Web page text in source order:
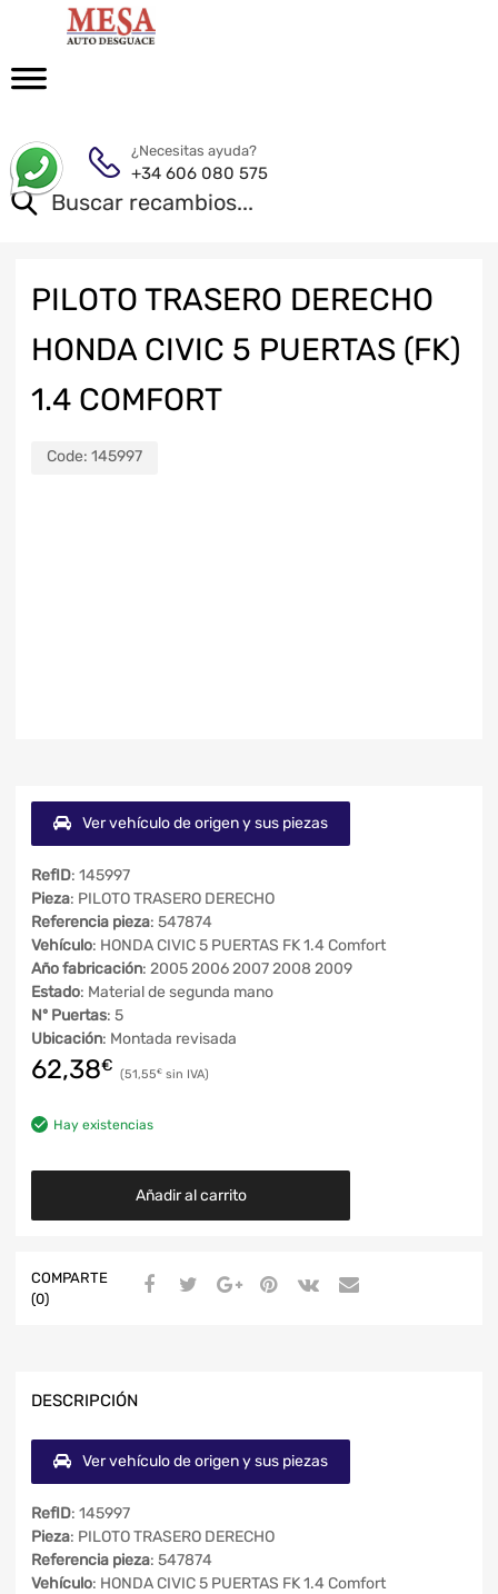
¿Necesitas ayuda?
+34 606 080 575
PILOTO TRASERO DERECHO
HONDA CIVIC 5 PUERTAS (FK)
1.4 COMFORT
Code: 145997
Ver vehículo de origen y sus piezas
RefID: 145997
Pieza: PILOTO TRASERO DERECHO
Referencia pieza: 547874
Vehículo: HONDA CIVIC 5 PUERTAS FK 1.4 Comfort
Año fabricación: 2005 2006 2007 2008 2009
Estado: Material de segunda mano
Nº Puertas: 5
Ubicación: Montada revisada
62,38€ 51,55€
Hay existencias
Añadir al carrito
COMPARTE
(0)
DESCRIPCIÓN
Ver vehículo de origen y sus piezas
RefID: 145997
Pieza: PILOTO TRASERO DERECHO
Referencia pieza: 547874
Vehículo: HONDA CIVIC 5 PUERTAS FK 1.4 Comfort